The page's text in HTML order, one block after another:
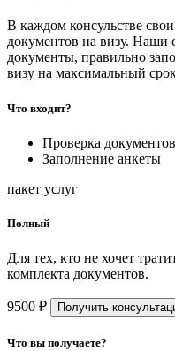
В каждом консульстве
документов на визу. Наши
документы, правильно
визу на максимальный
Что входит?
Проверка документов
Заполнение анкеты
пакет услуг
Полный
Для тех, кто не хочет
комплекта документов.
9500 ₽ Получить
Что вы получаете?